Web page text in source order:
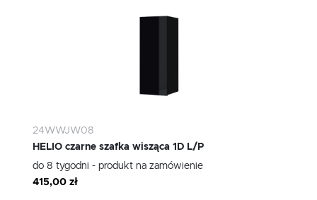
24WWJW08
HELIO czarne szafka wisząca 1D L/P
do 8 tygodni - produkt na zamówienie
415,00 zł